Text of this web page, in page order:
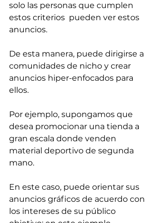
solo las personas que cumplen
estos criterios  pueden ver estos
anuncios.
De esta manera, puede dirigirse a
comunidades de nicho y crear
anuncios hiper-enfocados para
ellos.
Por ejemplo, supongamos que
desea promocionar una tienda a
gran escala donde venden
material deportivo de segunda
mano.
En este caso, puede orientar sus
anuncios gráficos de acuerdo con
los intereses de su público